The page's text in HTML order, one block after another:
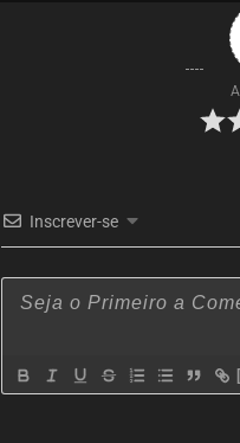
novembro
Inscrever-se